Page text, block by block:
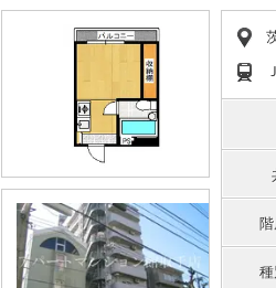
種